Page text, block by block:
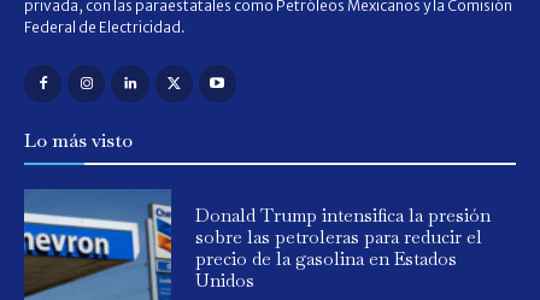
privada, con las paraestatales como Petróleos Mexicanos y la Comisión
Federal de Electricidad.
Lo más visto
Donald Trump intensifica la presión
sobre las petroleras para reducir el
precio de la gasolina en Estados
Unidos